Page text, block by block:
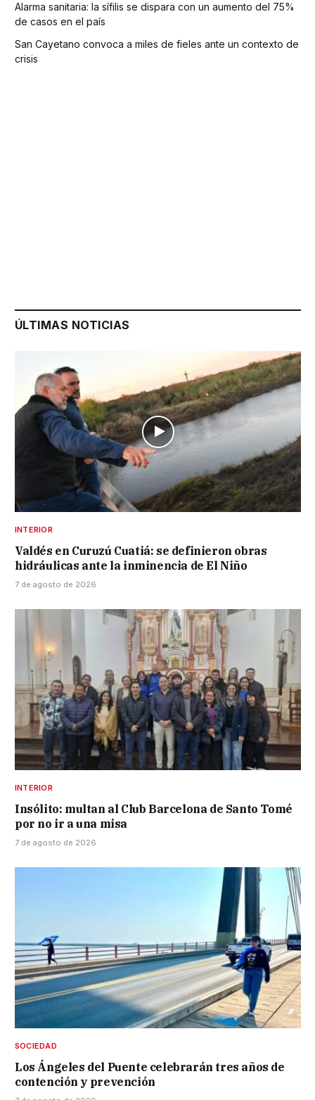
Alarma sanitaria: la sífilis se dispara con un aumento del 75%
de casos en el país
San Cayetano convoca a miles de fieles ante un contexto de
crisis
ÚLTIMAS NOTICIAS
INTERIOR
Valdés en Curuzú Cuatiá: se definieron obras
hidráulicas ante la inminencia de El Niño
7 de agosto de 2026
INTERIOR
Insólito: multan al Club Barcelona de Santo Tomé
por no ir a una misa
7 de agosto de 2026
SOCIEDAD
Los Ángeles del Puente celebrarán tres años de
contención y prevención